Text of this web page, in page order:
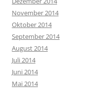
November 2014
Oktober 2014
September 2014
August 2014
Juli 2014
Juni 2014
Mai 2014